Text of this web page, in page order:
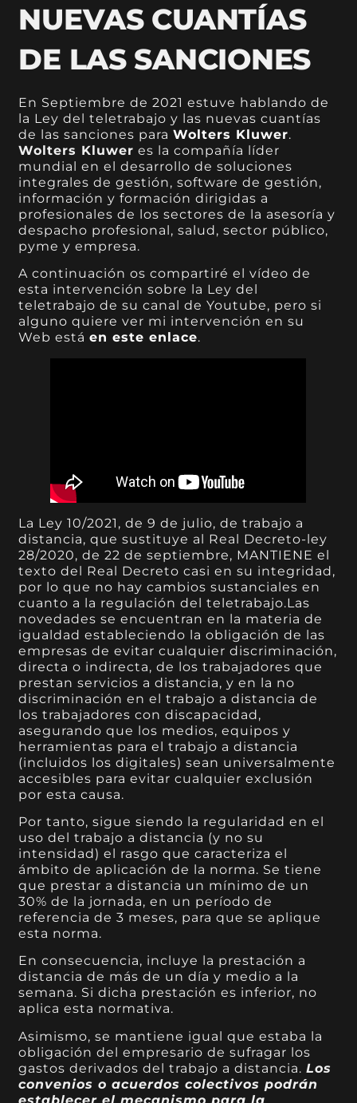
NUEVAS CUANTÍAS
DE LAS SANCIONES
En Septiembre de 2021 estuve hablando de
la Ley del teletrabajo y las nuevas cuantías
de las sanciones paraWolters Kluwer.
Wolters Kluwer es la compañía líder
mundial en el desarrollo de soluciones
integrales de gestión, software de gestión,
información y formación dirigidas a
profesionales de los sectores de la asesoría y
despacho profesional, salud, sector público,
pyme y empresa.
A continuación os compartiré el vídeo de
esta intervención sobre la Ley del
teletrabajo de su canal de Youtube, pero si
alguno quiere ver mi intervención en su
Web estáen este enlace.
La Ley 10/2021, de 9 de julio, de trabajo a
distancia, que sustituye al Real Decreto-ley
28/2020, de 22 de septiembre, MANTIENE el
texto del Real Decreto casi en su integridad,
por lo que no hay cambios sustanciales en
cuanto a la regulación del teletrabajo.Las
novedades se encuentran en la materia de
igualdad estableciendo la obligación de las
empresas de evitar cualquier discriminación,
directa o indirecta, de los trabajadores que
prestan servicios a distancia, y en la no
discriminación en el trabajo a distancia de
los trabajadores con discapacidad,
asegurando que los medios, equipos y
herramientas para el trabajo a distancia
(incluidos los digitales) sean universalmente
accesibles para evitar cualquier exclusión
por esta causa.
Por tanto, sigue siendo la regularidad en el
uso del trabajo a distancia (y no su
intensidad) el rasgo que caracteriza el
ámbito de aplicación de la norma. Se tiene
que prestar a distancia un mínimo de un
30% de la jornada, en un período de
referencia de 3 meses, para que se aplique
esta norma.
En consecuencia, incluye la prestación a
distancia de más de un día y medio a la
semana. Si dicha prestación es inferior, no
aplica esta normativa.
Asimismo, se mantiene igual que estaba la
obligación del empresario de sufragar los
gastos derivados del trabajo a distancia. Los
convenios o acuerdos colectivos podrán